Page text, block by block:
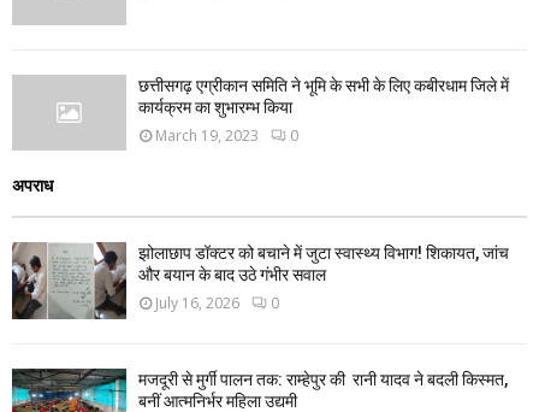
छत्तीसगढ़ एग्रीकान समिति ने भूमि के सभी के लिए कबीरधाम जिले में
कार्यक्रम का शुभारम्भ किया
March 19, 2023 0
अपराध
झोलाछाप डॉक्टर को बचाने में जुटा स्वास्थ्य विभाग! शिकायत, जांच
और बयान के बाद उठे गंभीर सवाल
July 16, 2026 0
मजदूरी से मुर्गी पालन तक: राम्हेपुर की रानी यादव ने बदली किस्मत,
बनीं आत्मनिर्भर महिला उद्यमी